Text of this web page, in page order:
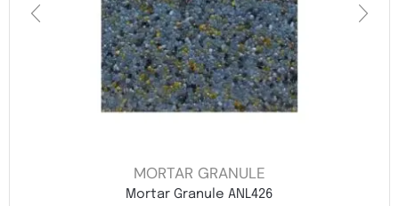
MORTAR GRANULE
Mortar Granule ANL426